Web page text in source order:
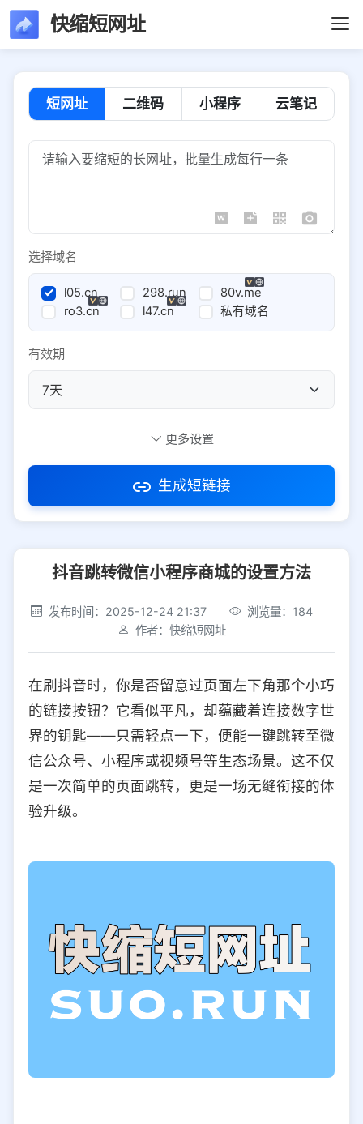
快缩短网址
短网址 二维码 小程序 云笔记
选择域名
l05.cn 298.run
80v.me
ro3.cn
l47.cn 私有域名
有效期
访问密码
社交平台 电商平台
选择防红平台类型，避免链接被拦截
iOS Android PC 其他
选择允许访问的平台类型
更多设置
生成短链接
抖音跳转微信小程序商城的设置方法
发布时间：2025-12-24 21:37
浏览量：184
作者：快缩短网址
在刷抖音时，你是否留意过页面左下角那个小巧
的链接按钮？它看似平凡，却蕴藏着连接数字世
界的钥匙——只需轻点一下，便能一键跳转至微
信公众号、小程序或视频号等生态场景。这不仅
是一次简单的页面跳转，更是一场无缝衔接的体
验升级。